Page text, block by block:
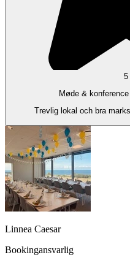
5
Møde &
Trevlig lokal och bra
Linnea Caesar
Bookingansvarlig